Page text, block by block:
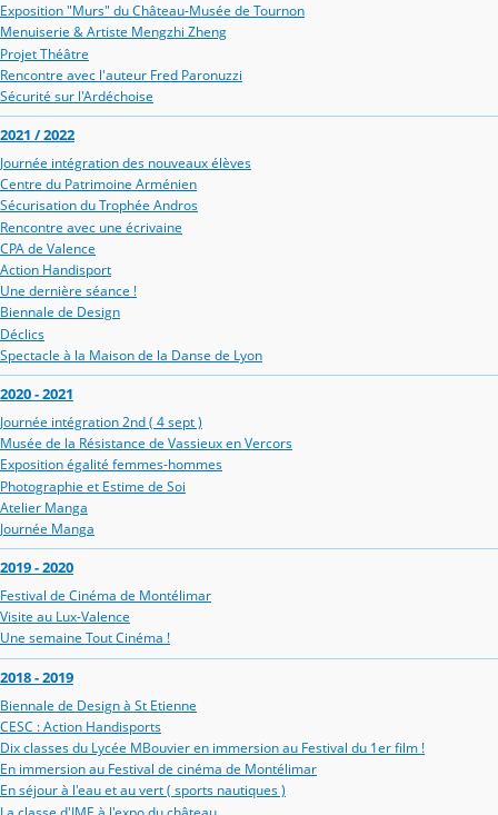
Exposition "Murs" du Château-Musée de Tournon
Menuiserie & Artiste Mengzhi Zheng
Projet Théâtre
Rencontre avec l'auteur Fred Paronuzzi
Sécurité sur l'Ardéchoise
2021 / 2022
Journée intégration des nouveaux élèves
Centre du Patrimoine Arménien
Sécurisation du Trophée Andros
Rencontre avec une écrivaine
CPA de Valence
Action Handisport
Une dernière séance !
Biennale de Design
Déclics
Spectacle à la Maison de la Danse de Lyon
2020 - 2021
Journée intégration 2nd ( 4 sept )
Musée de la Résistance de Vassieux en Vercors
Exposition égalité femmes-hommes
Photographie et Estime de Soi
Atelier Manga
Journée Manga
2019 - 2020
Festival de Cinéma de Montélimar
Visite au Lux-Valence
Une semaine Tout Cinéma !
2018 - 2019
Biennale de Design à St Etienne
CESC : Action Handisports
Dix classes du Lycée MBouvier en immersion au Festival du 1er film !
En immersion au Festival de cinéma de Montélimar
En séjour à l'eau et au vert ( sports nautiques )